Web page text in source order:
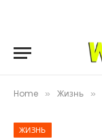
Home » Жизнь »
ЖИЗНЬ